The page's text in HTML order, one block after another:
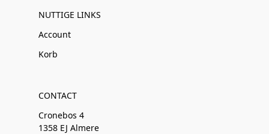
NUTTIGE LINKS
Account
Korb
CONTACT
Cronebos 4
1358 EJ Almere